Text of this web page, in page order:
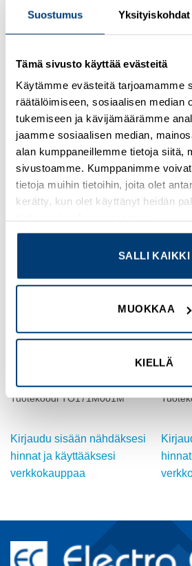
Suostumus Yksityiskohdat
Tämä sivusto käyttää evästeitä
Käytämme evästeitä tarjoamamme
räätälöimiseen, sosiaalisen median
tukemiseen ja kävijämäärämme
jaamme sosiaalisen median,
alan kumppaneillemme tietoja siitä,
sivustoamme. Kumppanimme
tietoja muihin tietoihin, joita olet
kerätty, kun olet käyttänyt heidän
SALLI KAIKKI
MUOKKAA
KIELLÄ
Kirjaudu sisään nähdäksesi hinnat ja
verkkokauppaa
Osastot:Multinorm , Uudet tuotteet
TUTUSTU MYÖS
Add to
AWM H05/07V2-K johtimet 1.5
Tuotekoodi TO171M001M
Kirjaudu sisään nähdäksesi
hinnat ja käyttääksesi
verkkokauppaa
AWM